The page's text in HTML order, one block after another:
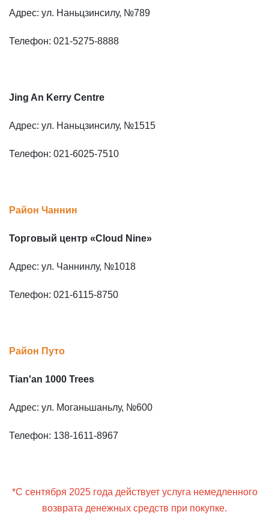
Адрес: ул. Наньцзинсилу, №789
Телефон: 021-5275-8888
Jing An Kerry Centre
Адрес: ул. Наньцзинсилу, №1515
Телефон: 021-6025-7510
Район Чаннин
Торговый центр «Cloud Nine»
Адрес: ул. Чаннинлу, №1018
Телефон: 021-6115-8750
Район Путо
Tian'an 1000 Trees
Адрес: ул. Моганьшаньлу, №600
Телефон: 138-1611-8967
*С сентября 2025 года действует услуга немедленного
возврата денежных средств при покупке.